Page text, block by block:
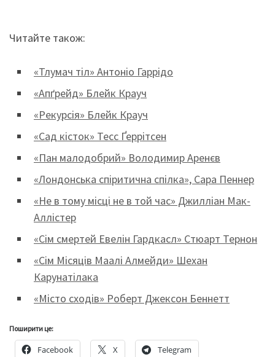
Читайте також:
«Тлумач тіл» Антоніо Гаррідо
«Апґрейд» Блейк Крауч
«Рекурсія» Блейк Крауч
«Сад кісток» Тесс Ґеррітсен
«Пан малодобрий» Володимир Аренєв
«Лондонська спіритична спілка», Сара Пеннер
«Не в тому місці не в той час» Джилліан Мак-
Аллістер
«Сім смертей Евелін Гардкасл» Стюарт Тернон
«Сім Місяців Маалі Алмейди» Шехан
Карунатілака
«Місто сходів» Роберт Джексон Беннетт
Поширити це:
Facebook X Telegram